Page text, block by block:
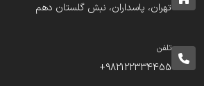
تهران، پاسداران، نبش گلستان دهم
تلفن
982122334455+